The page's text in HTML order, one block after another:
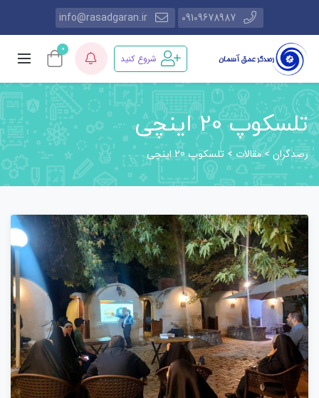
09109678987
info@rasadgaran.ir
شروع کنید
0
تلسکوپ 20 اینچی
رصدگران>مقالات> تلسکوپ 20 اینچی